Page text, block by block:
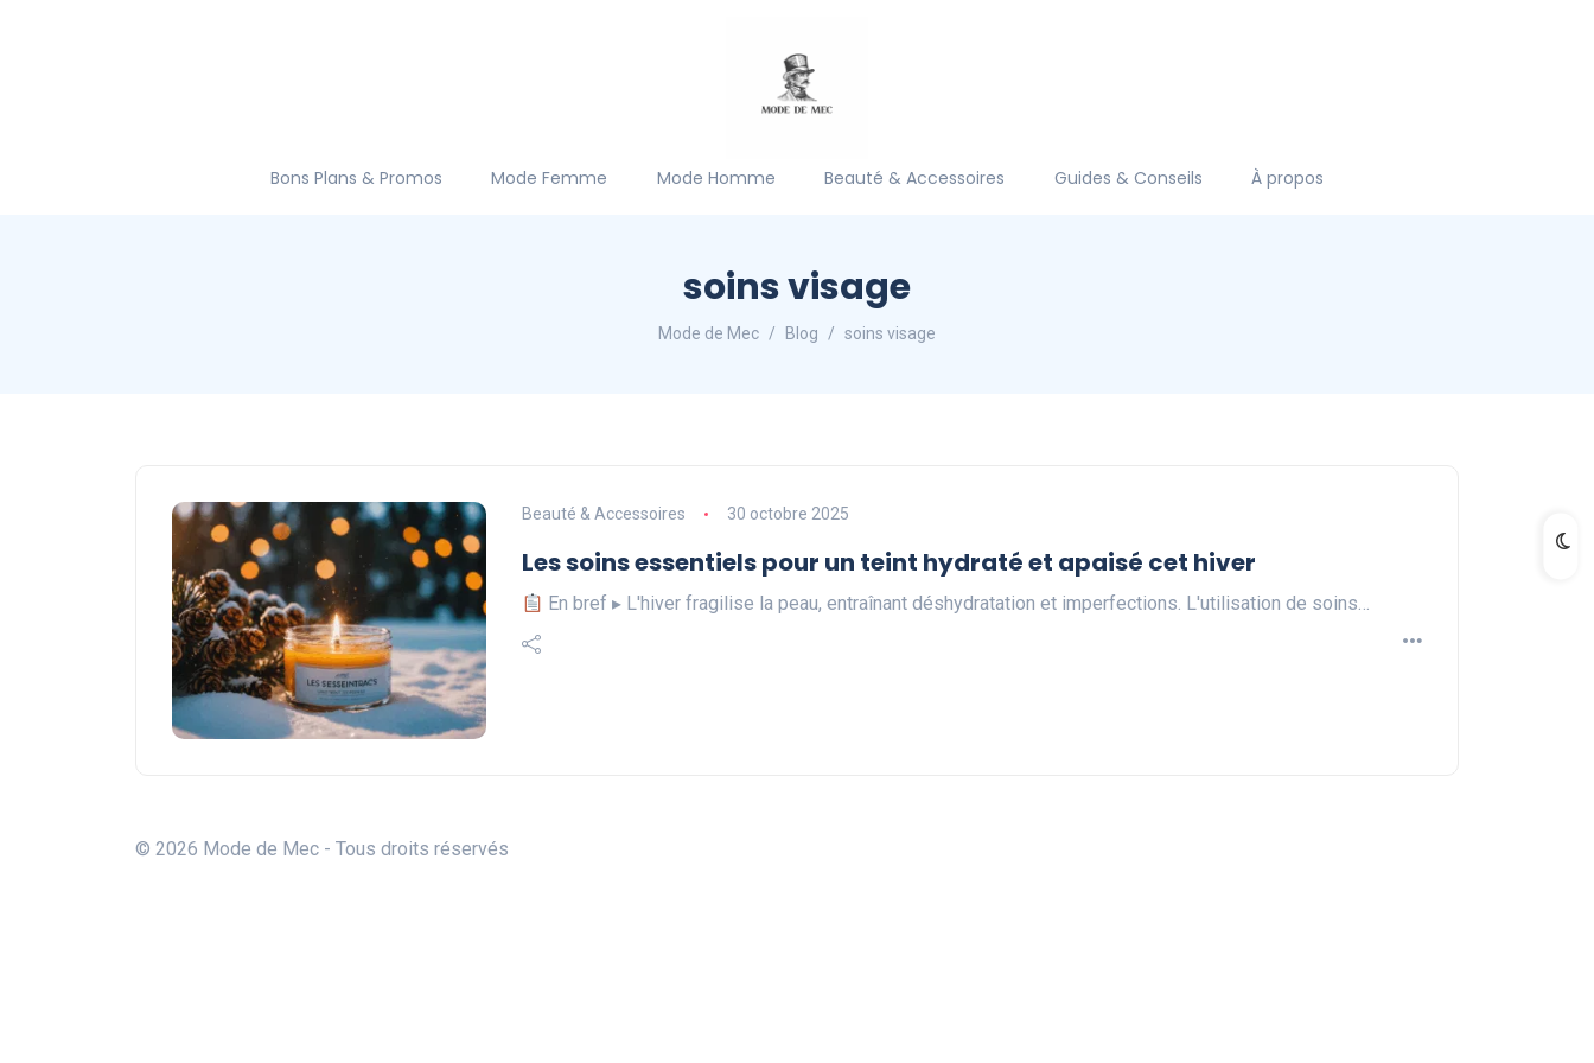
Bons Plans & Promos Mode Femme Mode Homme Beauté & Accessoires Guides & Conseils À propos
soins visage
Mode de Mec Blog soins visage
Beauté & Accessoires 30 octobre 2025
Les soins essentiels pour un teint hydraté et apaisé cet hiver
En bref ▸ L'hiver fragilise la peau, entraînant déshydratation et imperfections. L'utilisation de soins…
© 2026 Mode de Mec - Tous droits réservés